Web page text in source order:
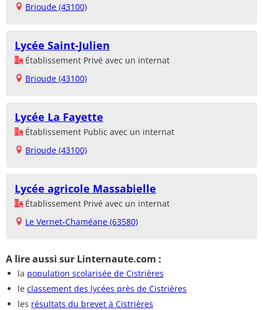
Brioude (43100)
Lycée Saint-Julien
Établissement Privé avec un internat
Brioude (43100)
Lycée La Fayette
Établissement Public avec un internat
Brioude (43100)
Lycée agricole Massabielle
Établissement Privé avec un internat
Le Vernet-Chaméane (63580)
A lire aussi sur Linternaute.com :
la population scolarisée de Cistrières
le classement des lycées près de Cistrières
les résultats du brevet à Cistrières